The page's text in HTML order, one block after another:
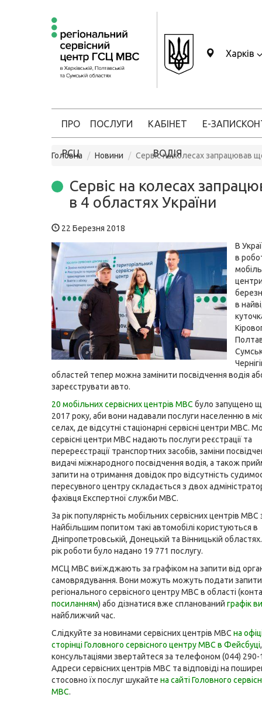
Харків
ПРО
РСЦ
ПОСЛУГИ КАБІНЕТ
ВОДІЯ
Е-ЗАПИС
Головна Новини Сервіс на колесах запрацював
Сервіс на колесах
в 4 областях України
22 Березня 2018
В
в
в
областей тепер можна замінити посвідчення водія
зареєструвати авто.
20 мобільних сервісних центрів МВС було запущено
2017 року, аби вони надавали послуги населенню в
селах, де відсутні стаціонарні сервісні центри МВС.
сервісні центри МВС надають послуги реєстрації та
перереєстрації транспортних засобів, заміни
видачі міжнародного посвідчення водія, а також
запити на отримання довідок про відсутність
пересувного центру складається з двох
фахівця Експертної служби МВС.
За рік популярність мобільних сервісних центрів МВС
Найбільшим попитом такі автомобілі користуються в
Дніпропетровській, Донецькій та Вінницькій
рік роботи було надано 19 771 послугу.
МСЦ МВС виїжджають за графіком на запити від
самоврядування. Вони можуть можуть подати
регіонального сервісного центру МВС в області
посиланням) або дізнатися вже спланований графік
найближчий час.
Слідкуйте за новинами сервісних центрів МВС на
сторінці Головного сервісного центру МВС в Фейсбуці
консультаціями звертайтеся за телефоном (044) 290-
Адреси сервісних центрів МВС та відповіді на
стосовно їх послуг шукайте на сайті Головного
МВС.